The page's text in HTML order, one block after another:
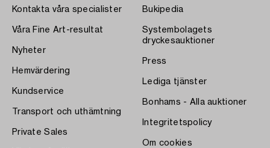
Kontakta våra specialister
Våra Fine Art-resultat
Nyheter
Hemvärdering
Kundservice
Transport och uthämtning
Private Sales
Bukipedia
Systembolagets
dryckesauktioner
Press
Lediga tjänster
Bonhams - Alla auktioner
Integritetspolicy
Om cookies